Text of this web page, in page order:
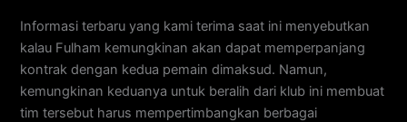
Informasi terbaru yang kami terima saat ini menyebutkan
kalau Fulham kemungkinan akan dapat memperpanjang
kontrak dengan kedua pemain dimaksud. Namun,
kemungkinan keduanya untuk beralih dari klub ini membuat
tim tersebut harus mempertimbangkan berbagai